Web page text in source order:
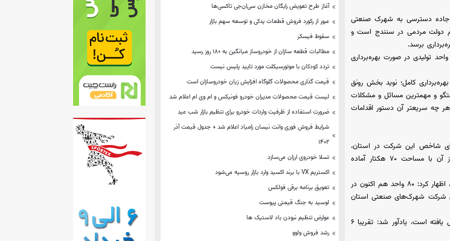
و جاده دسترسی به شهرک صنعتی
دولت مردمی در سنندج است و
کیومرث حبیبی بیان کرد: شهرک صنعتی سرنجیانه با توجه به جانمایی مناسب و پیش‌بینی ایجاد ۴۰۰ واحد تولیدی در صورت بهره‌برداری
ایجاد ۴۰۰ واحد تولیدی در صورت بهره‌برداری کامل؛ نوید بخش رونق
و مهمترین مسائل و مشکلات
چه سریعتر آن دستور اقدامات
شاخص این شرکت در استان،
شهرک صنعتی سنندج چهار(سرنجیانه) است، گفت: این شهرک در ۲ فاز تعریف شده که یک فاز آن با مساحت ۷۰ هکتار آماده
حمیدرضا امانی با اشاره به اینکه در فاز نخست شهرک سرنجیانه ۲۰۰ قرارداد واگذاری انجام شده است، اظهار کرد: ۸۰ واحد هم اکنون در
شرکت شهرک‌های صنعتی استان
وی با بیان اینکه سند ۲ فاز این شهرک صنعتی هم به نام شرکت شهرک های صنعتی استان انتقال یافته است، یادآور شد: تقریبا ۶
آغاز طرح تعویض رایگان مخازن سی‌ان‌جی تاکسی‌ها
عبور از ركورد فروش قطعات یدكی و توسعه سهم بازار
سقوط فیسکر
مطالبات قطعه سازان از خودروساز میانگین به ۱۸۰ روز رسید
تردد کودکان با موتورسیکلت مورد تایید پلیس نیست
قیمت‌ گذاری محصولات گلوگاه افزایش زیان خودروسازان است
لیست قیمت محصولات مدیران خودرو فونیکس و ام وی ام اعلام شد
ضرورت استفاده از ظرفیت واردات خودرو برای تنظیم بازار شب عید
شرایط فروش فوری وانت نیسان زامیاد اعلام شد + جدول قیمت آذر
۱۴۰۲
تسلا خودروی ارزان می‌سازد
اکستریم VX با برند اکسید وارد بازار روسیه می‌شود
تعویق برنامه برقی فولکس
لوسید به جنگ قیمتی پیوست
عوارض تنظیم نبودن باد لاستیک ها
رشد فروش ولوو